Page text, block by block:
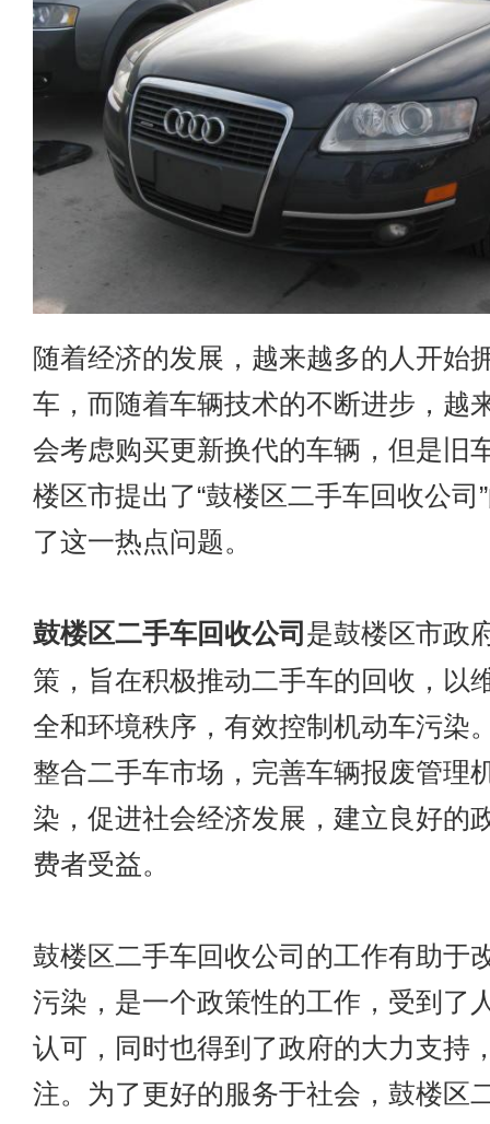
随着经济的发展，越来越多的人开始
车，而随着车辆技术的不断进步，越
会考虑购买更新换代的车辆，但是旧
楼区市提出了“鼓楼区二手车回收公司
了这一热点问题。
鼓楼区二手车回收公司 是鼓楼区市政
策，旨在积极推动二手车的回收，以
全和环境秩序，有效控制机动车污染
整合二手车市场，完善车辆报废管理
染，促进社会经济发展，建立良好的
费者受益。
鼓楼区二手车回收公司的工作有助于
污染，是一个政策性的工作，受到了
认可，同时也得到了政府的大力支持
注。为了更好的服务于社会，鼓楼区